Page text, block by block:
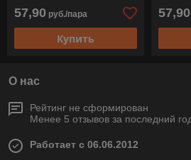
57,90 руб./пара
Купить
57,90
О нас
Рейтинг не сформирован
Менее 5 отзывов за последний
Работает с 06.06.2012